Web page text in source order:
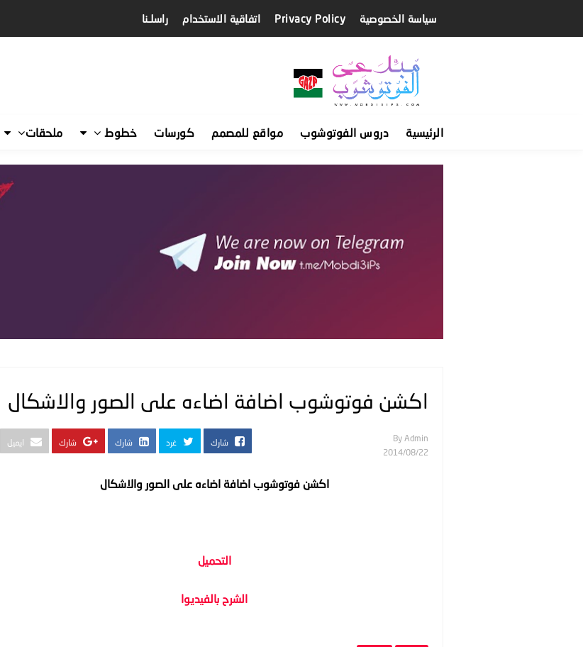
سياسة الخصوصية Privacy Policy اتفاقية الاستخدام راسلـنا
الرئيسية دروس الفوتوشوب مواقع للمصمم كورسات خطوط ملحقات
اكشن فوتوشوب اضافة اضاءه على الصور والاشكال
By Admin
22‏/08‏/2014
شارك غرد شارك شارك ايميل
اكشن فوتوشوب اضافة اضاءه على الصور والاشكال
التحميل
الشرح بالفيديوا